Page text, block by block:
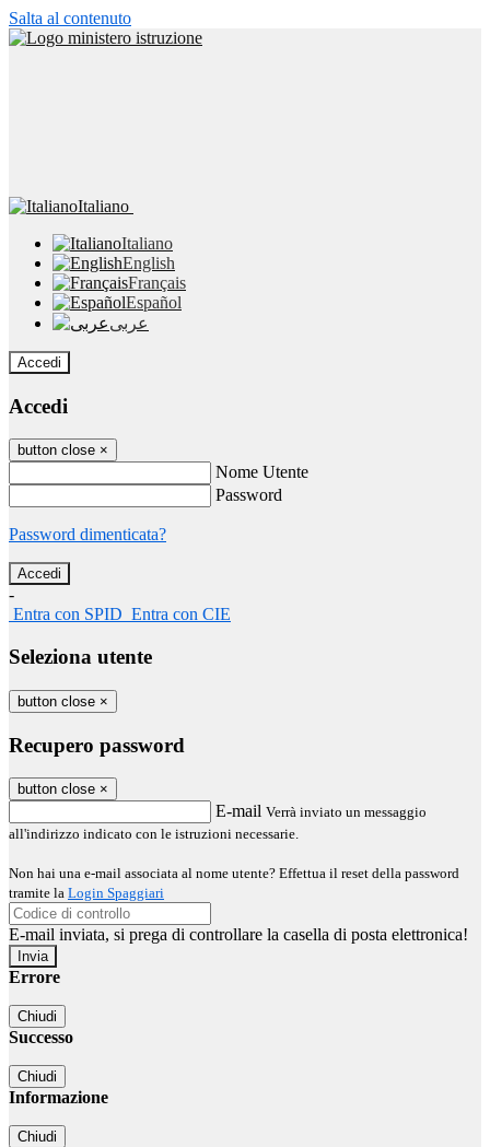
Salta al contenuto
Italiano
Italiano
English
Français
Español
عربى
Accedi
Accedi
button close ×
Nome Utente
Password
Password dimenticata?
-
Entra con SPID Entra con CIE
Seleziona utente
button close ×
Recupero password
button close ×
E-mail Verrà inviato un messaggio
all'indirizzo indicato con le istruzioni necessarie.
Non hai una e-mail associata al nome utente? Effettua il reset della password
tramite la Login Spaggiari
E-mail inviata, si prega di controllare la casella di posta elettronica!
Errore
Chiudi
Successo
Chiudi
Informazione
Chiudi